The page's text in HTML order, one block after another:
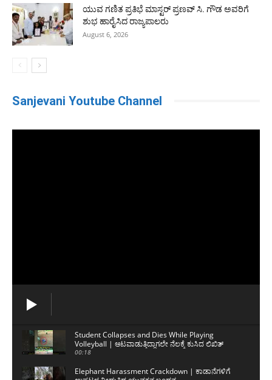
ಯುವ ಗಣಿತ ಪ್ರತಿಭೆ ಮಾಸ್ಟರ್ ಪ್ರಣವ್ ಸಿ. ಗೌಡ ಅವರಿಗೆ
ಶುಭ ಹಾರೈಸಿದ ರಾಜ್ಯಪಾಲರು
August 6, 2026
Sanjevani Youtube Channel
Student Collapses and Dies While Playing
Volleyball | ಆಟವಾಡುತ್ತಿದ್ದಾಗಲೇ ನೆಲಕ್ಕೆ ಕುಸಿದ ಲಿಖಿತ್
ಅಮೀನ್
00:18
Elephant Harassment Crackdown | ಕಾಡಾನೆಗಳಿಗೆ